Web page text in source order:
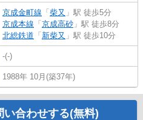
京成金町線 「柴又 」駅 徒歩5分
京成本線 「京成高砂 」駅 徒歩8分
北総鉄道 「新柴又 」駅 徒歩10分
-(-)
1988年 10月(築37年)
い合わせする(無料)